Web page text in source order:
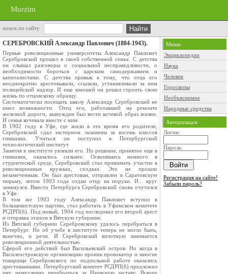
Murzim
поиск по сайту
СЕРЕБРОВСКИЙ Александр Павлович (1884-1943).
Первые революционные университеты Александр Павлович
Серебровский прошел в своей собственной семье. С детства
он слышал разговоры о социальной несправедливости, о
необходимости бороться с царским самодержавием и
капиталистами. С детства привык к тому, что отца его
неоднократно арестовывали, ссылали, устанавливали за ним
полицейский надзор. И еще юношей он решил строить свою
жизнь по отцовскому образцу.
Систематически посещать школу Александр Серебровский не
имел возможности. Отец его, работавший на ремонте
железной дороги, вынужден был вести кочевой образ жизни.
И семья кочевала вместе с ним.
В 1902 году в Уфе, где жили в это время его родители,
Серебровский сдал экстерном экзамены за восемь классов
гимназии. Учиться он поступил в Петербургский
технологический институт.
Занятия в институте увлекли его. Но решение, принятое еще в
гимназии, оказалось сильнее. Освоившись немного в
студенческой среде, Серебровский стал принимать участие в
революционных кружках, сходках. Это не прошло
незамеченным. Он был арестован, отправлен в Саратовскую
тюрьму, летом 1903 года отдан отцу на поруки. И... круг
замкнулся. Вместо Петербурга Серебровский снова очутился
в Уфе.
В том же 1903 году Александр Павлович вступил в
большевистскую партию, стал работать в Уфимском комитете
РСДРП(б). Под новый, 1904 год последовал его второй арест
и отправка этапом в Вятскую губернию.
Из Вятской губернии Серебровскому удалось перебраться в
Петербург. Но об учебе в институте теперь не могло быть,
конечно, и речи. И Серебровский вплотную занимается
революционной деятельностью.
Сферой его действий был Васильевский остров. Но когда в
Василеостровскую организацию проник провокатор и многие
товарищи Серебровского по подпольной работе оказались
арестованными. Петербургский комитет РСДРП(б) предложил
ему немедленно перебраться за Нарвскую заставу. Вскоре
Меню
Энциклопедии
Наука
Человек
Гороскопы
Необъяснимое
Народные средства
Авторизация
Логин:
Пароль:
Регистрация на сайте!
Забыли пароль?